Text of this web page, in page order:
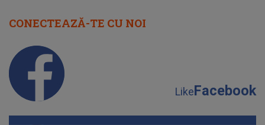
CONECTEAZĂ-TE CU NOI
LikeFacebook